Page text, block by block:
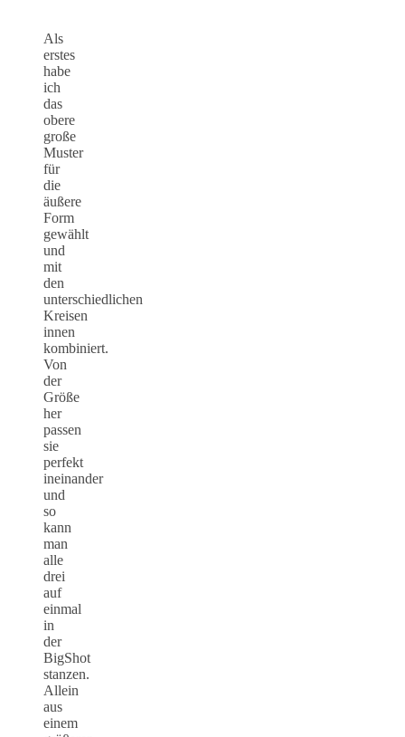
Als
erstes
habe
ich
das
obere
große
Muster
für
die
äußere
Form
gewählt
und
mit
den
unterschiedlichen
Kreisen
innen
kombiniert.
Von
der
Größe
her
passen
sie
perfekt
ineinander
und
so
kann
man
alle
drei
auf
einmal
in
der
BigShot
stanzen.
Allein
aus
einem